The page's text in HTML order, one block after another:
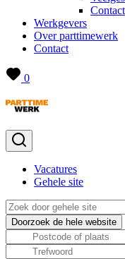
Contact
Werkgevers
Over parttimewerk
Contact
0
Vacatures
Gehele site